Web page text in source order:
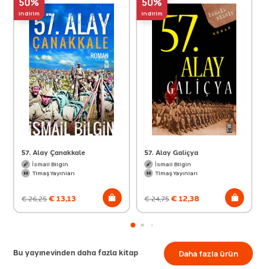
indirim
57. Alay Çanakkale
İsmail Bilgin
Timaş Yayınları
€26,25€13,13
indirim
57. Alay Galiçya
İsmail Bilgin
Timaş Yayınları
€24,75€12,38
Bu yayınevinden daha fazla kitap Daha fazla ürün